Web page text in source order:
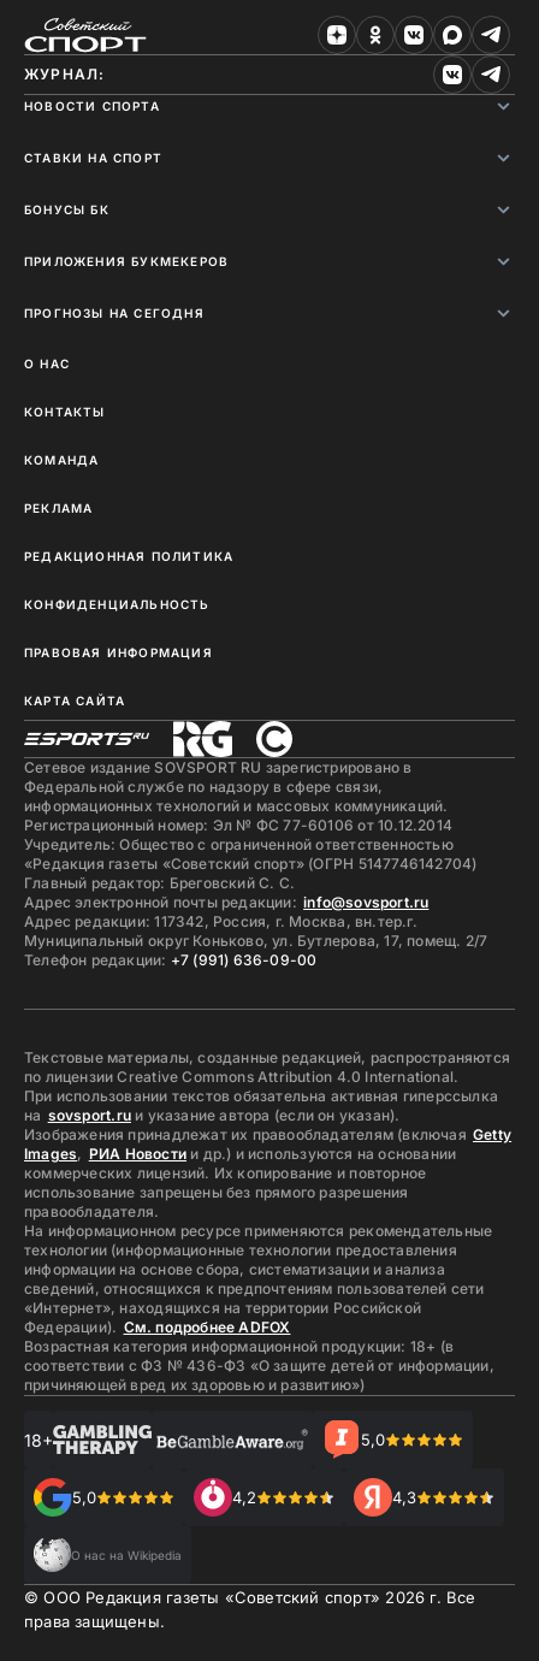
ЖУРНАЛ:
НОВОСТИ СПОРТА
СТАВКИ НА СПОРТ
БОНУСЫ БК
ПРИЛОЖЕНИЯ БУКМЕКЕРОВ
ПРОГНОЗЫ НА СЕГОДНЯ
О НАС
КОНТАКТЫ
КОМАНДА
РЕКЛАМА
РЕДАКЦИОННАЯ ПОЛИТИКА
КОНФИДЕНЦИАЛЬНОСТЬ
ПРАВОВАЯ ИНФОРМАЦИЯ
КАРТА САЙТА
Сетевое издание SOVSPORT RU зарегистрировано в
Федеральной службе по надзору в сфере связи,
информационных технологий и массовых коммуникаций.
Регистрационный номер: Эл № ФС 77-60106 от 10.12.2014
Учредитель: Общество с ограниченной ответственностью
«Редакция газеты «Советский спорт» (ОГРН 5147746142704)
Главный редактор: Бреговский С. С.
Адрес электронной почты редакции: info@sovsport.ru
Адрес редакции: 117342, Россия, г. Москва, вн.тер.г.
Муниципальный округ Коньково, ул. Бутлерова, 17, помещ. 2/7
Телефон редакции: +7 (991) 636-09-00
Текстовые материалы, созданные редакцией, распространяются
по лицензии Creative Commons Attribution 4.0 International.
При использовании текстов обязательна активная гиперссылка
на sovsport.ruи указание автора (если он указан).
Изображения принадлежат их правообладателям (включая Getty
Images, РИА Новости и др.) и используются на основании
коммерческих лицензий. Их копирование и повторное
использование запрещены без прямого разрешения
правообладателя.
На информационном ресурсе применяются рекомендательные
технологии (информационные технологии предоставления
информации на основе сбора, систематизации и анализа
сведений, относящихся к предпочтениям пользователей сети
«Интернет», находящихся на территории Российской
Федерации). См. подробнее ADFOX
Возрастная категория информационной продукции: 18+ (в
соответствии с ФЗ № 436-ФЗ «О защите детей от информации,
причиняющей вред их здоровью и развитию»)
18+ 5,0
5,0 4,2 4,3
О нас на Wikipedia
© ООО Редакция газеты «Советский спорт» 2026 г. Все
права защищены.